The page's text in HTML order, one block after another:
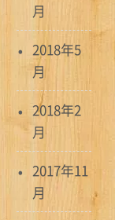
月
2018年5
月
2018年2
月
2017年11
月